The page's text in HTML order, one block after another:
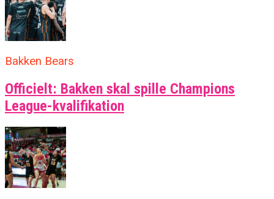
Bakken Bears
Officielt: Bakken skal spille Champions
League-kvalifikation